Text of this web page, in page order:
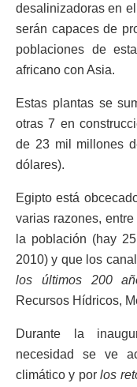
desalinizadoras en
serán capaces de
poblaciones de
africano con Asia.
Estas plantas se
otras 7 en
de 23 mil millones
dólares).
Egipto está
varias razones,
la población (hay
2010) y que los
los últimos 200
Recursos Hídricos,
Durante la
necesidad se ve
climático y porlos